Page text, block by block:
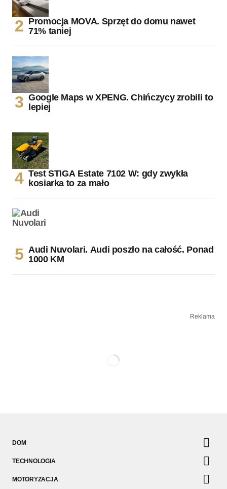
Promocja MOVA. Sprzęt do domu nawet
71% taniej
Google Maps w XPENG. Chińczycy zrobili to
lepiej
Test STIGA Estate 7102 W: gdy zwykła
kosiarka to za mało
Audi Nuvolari. Audi poszło na całość. Ponad
1000 KM
Reklama
DOM
TECHNOLOGIA
MOTORYZACJA